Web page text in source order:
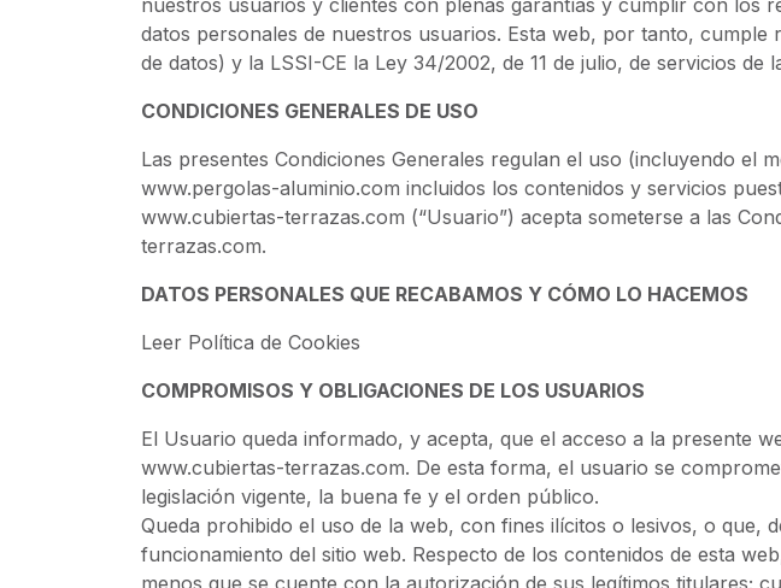
datos personales de nuestros usuarios. Esta web, por tanto,
de datos) y la LSSI-CE la Ley 34/2002, de 11 de julio, de servicios
CONDICIONES GENERALES DE USO
Las presentes Condiciones Generales regulan el uso (incluyendo el
www.pergolas-aluminio.com incluidos los contenidos y servicios
www.cubiertas-terrazas.com (“Usuario”) acepta someterse a las
terrazas.com.
DATOS PERSONALES QUE RECABAMOS Y CÓMO LO HACEMOS
Leer Política de Cookies
COMPROMISOS Y OBLIGACIONES DE LOS USUARIOS
El Usuario queda informado, y acepta, que el acceso a la presente
www.cubiertas-terrazas.com. De esta forma, el usuario se
legislación vigente, la buena fe y el orden público.
Queda prohibido el uso de la web, con fines ilícitos o lesivos, o
funcionamiento del sitio web. Respecto de los contenidos de esta
menos que se cuente con la autorización de sus legítimos titulares;